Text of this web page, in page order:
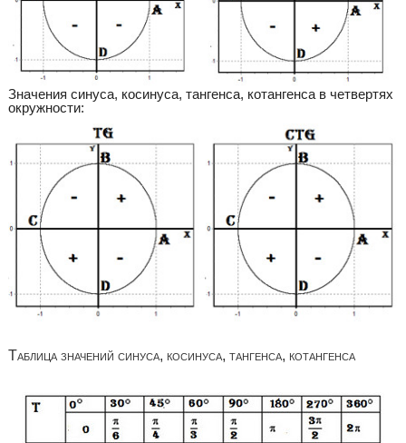
Значения синуса, косинуса, тангенса, котангенса в четвертях
окружности:
Таблица значений синуса, косинуса, тангенса, котангенса